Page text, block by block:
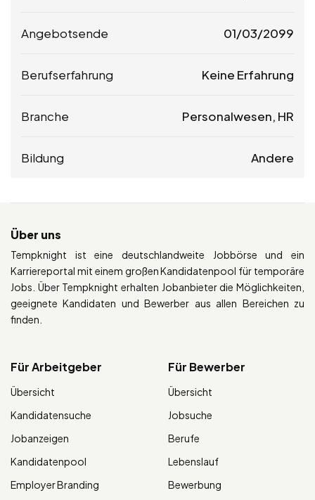
Angebotsende 01/03/2099
Berufserfahrung Keine Erfahrung
Branche Personalwesen, HR
Bildung Andere
Über uns
Tempknight ist eine deutschlandweite Jobbörse und ein
Karriereportal mit einem großen Kandidatenpool für temporäre
Jobs. Über Tempknight erhalten Jobanbieter die Möglichkeiten,
geeignete Kandidaten und Bewerber aus allen Bereichen zu
finden.
Für Arbeitgeber
Übersicht
Kandidatensuche
Jobanzeigen
Kandidatenpool
Employer Branding
Für Bewerber
Übersicht
Jobsuche
Berufe
Lebenslauf
Bewerbung